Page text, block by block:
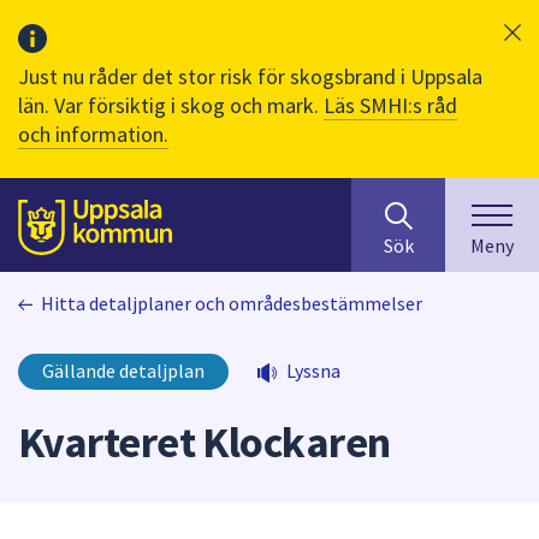
Just nu råder det stor risk för skogsbrand i Uppsala
län. Var försiktig i skog och mark. Läs SMHI:s råd
och information.
Till sidans
huvudinnehåll
efter
innehåll
på
webbplatsen.
i
Sök Meny
Hitta detaljplaner och områdesbestämmelser
Gällande detaljplan Lyssna
Kvarteret Klockaren